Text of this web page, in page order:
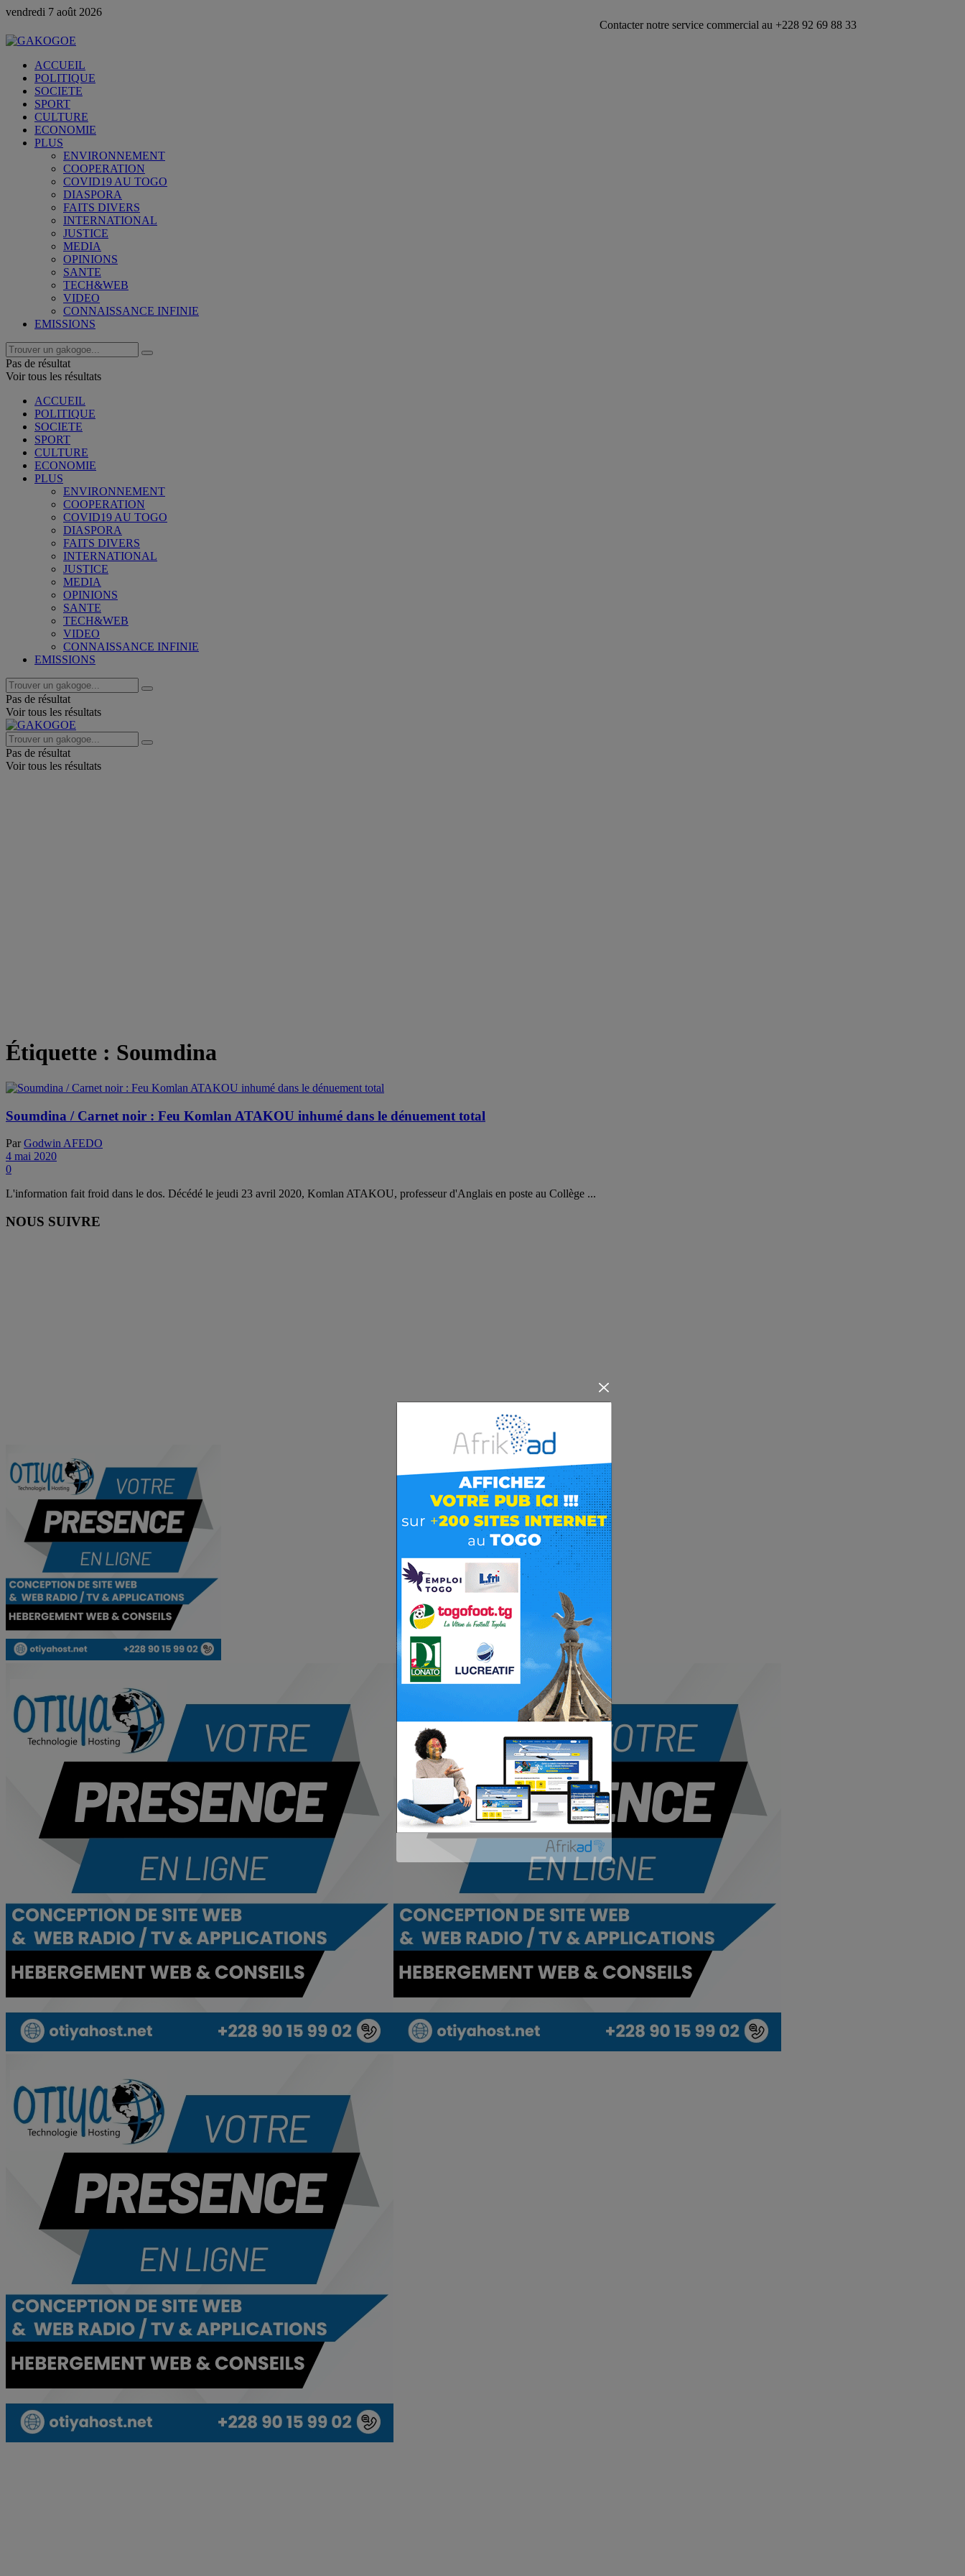
vendredi 7 août 2026
Contacter notre service commercial au +228 92 69 88 33
ACCUEIL
POLITIQUE
SOCIETE
SPORT
CULTURE
ECONOMIE
PLUS
ENVIRONNEMENT
COOPERATION
COVID19 AU TOGO
DIASPORA
FAITS DIVERS
INTERNATIONAL
JUSTICE
MEDIA
OPINIONS
SANTE
TECH&WEB
VIDEO
CONNAISSANCE INFINIE
EMISSIONS
Pas de résultat
Voir tous les résultats
ACCUEIL
POLITIQUE
SOCIETE
SPORT
CULTURE
ECONOMIE
PLUS
ENVIRONNEMENT
COOPERATION
COVID19 AU TOGO
DIASPORA
FAITS DIVERS
INTERNATIONAL
JUSTICE
MEDIA
OPINIONS
SANTE
TECH&WEB
VIDEO
CONNAISSANCE INFINIE
EMISSIONS
Pas de résultat
Voir tous les résultats
Pas de résultat
Voir tous les résultats
Étiquette : Soumdina
Soumdina / Carnet noir : Feu Komlan ATAKOU inhumé dans le dénuement total
Par Godwin AFEDO
4 mai 2020
0
L'information fait froid dans le dos. Décédé le jeudi 23 avril 2020, Komlan ATAKOU, professeur d'Anglais en poste au Collège ...
NOUS SUIVRE